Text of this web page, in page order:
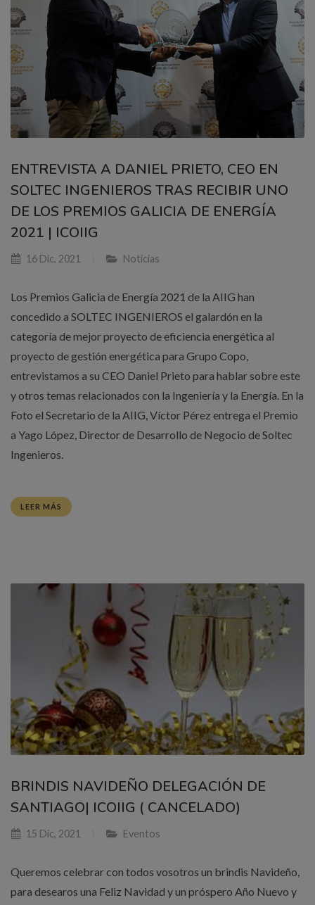
ENTREVISTA A DANIEL PRIETO, CEO EN
SOLTEC INGENIEROS TRAS RECIBIR UNO
DE LOS PREMIOS GALICIA DE ENERGÍA
2021 | ICOIIG
16 Dic, 2021 Noticias
Los Premios Galicia de Energía 2021 de la AIIG han
concedido a SOLTEC INGENIEROS el galardón en la
categoría de mejor proyecto de eficiencia energética al
proyecto de gestión energética para Grupo Copo,
entrevistamos a su CEO Daniel Prieto para hablar sobre este
y otros temas relacionados con la Ingeniería y la Energía. En la
Foto el Secretario de la AIIG, Víctor Pérez entrega el Premio
a Yago López, Director de Desarrollo de Negocio de Soltec
Ingenieros.
LEER MÁS
BRINDIS NAVIDEÑO DELEGACIÓN DE
SANTIAGO| ICOIIG ( CANCELADO)
15 Dic, 2021 Eventos
Queremos celebrar con todos vosotros un brindis Navideño,
para desearos una Feliz Navidad y un próspero Año Nuevo y